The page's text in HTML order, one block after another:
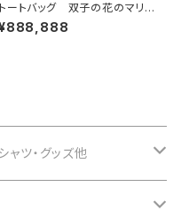
トートバッグ 双子の花のマリア
立像】販売開始！
ャツ・グッズ他